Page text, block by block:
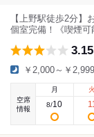
【上野駅徒歩2分
個室完備！《喫煙可
3.15
￥2,000～￥2,999
空席
情報
月
8/10
火